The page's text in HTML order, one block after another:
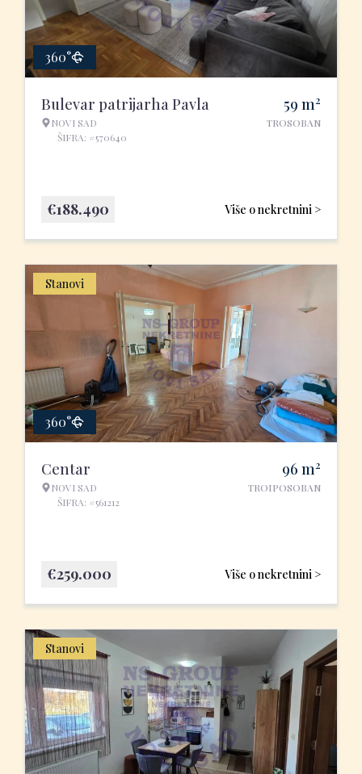
360°
Bulevar patrijarha Pavla
NOVI SAD
ŠIFRA: #570640
59 m2
TROSOBAN
Više o nekretnini >
€188.490
Stanovi
360°
Centar
NOVI SAD
ŠIFRA: #561212
96 m2
TROIPOSOBAN
Više o nekretnini >
€259.000
Stanovi